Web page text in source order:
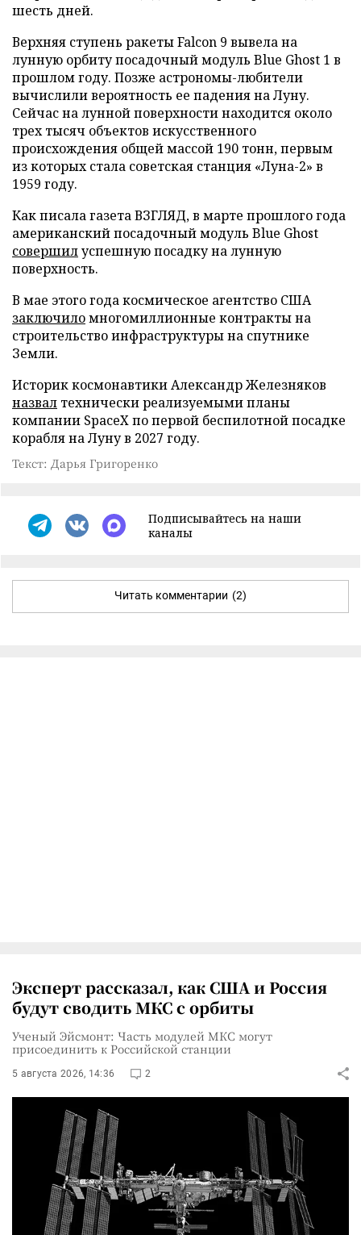
шесть дней.
Верхняя ступень ракеты Falcon 9 вывела на
лунную орбиту посадочный модуль Blue Ghost 1 в
прошлом году. Позже астрономы-любители
вычислили вероятность ее падения на Луну.
Сейчас на лунной поверхности находится около
трех тысяч объектов искусственного
происхождения общей массой 190 тонн, первым
из которых стала советская станция «Луна-2» в
1959 году.
Как писала газета ВЗГЛЯД, в марте прошлого года
американский посадочный модуль Blue Ghost
совершилуспешную посадку на лунную
поверхность.
В мае этого года космическое агентство США
заключиломногомиллионные контракты на
строительство инфраструктуры на спутнике
Земли.
Историк космонавтики Александр Железняков
назвал технически реализуемыми планы
компании SpaceX по первой беспилотной посадке
корабля на Луну в 2027 году.
Текст: Дарья Григоренко
Подписывайтесь на наши
каналы
Читать комментарии (2)
Эксперт рассказал, как США и Россия
будут сводить МКС с орбиты
Ученый Эйсмонт: Часть модулей МКС могут
присоединить к Российской станции
5 августа 2026, 14:36 2